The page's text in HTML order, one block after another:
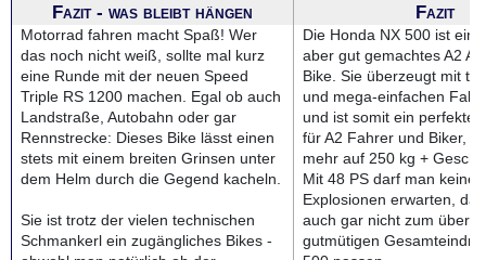
Fazit - was bleibt hängen
Motorrad fahren macht Spaß! Wer
das noch nicht weiß, sollte mal kurz
eine Runde mit der neuen Speed
Triple RS 1200 machen. Egal ob auch
Landstraße, Autobahn oder gar
Rennstrecke: Dieses Bike lässt einen
stets mit einem breiten Grinsen unter
dem Helm durch die Gegend kacheln.
Sie ist trotz der vielen technischen
Schmankerl ein zugängliches Bikes -
Fazit
Die Honda NX 500 ist ein
aber gut gemachtes A2
Bike. Sie überzeugt mit
und mega-einfachen
und ist somit ein perfekter
für A2 Fahrer und Biker,
mehr auf 250 kg +
Mit 48 PS darf man keine
Explosionen erwarten,
auch gar nicht zum
gutmütigen